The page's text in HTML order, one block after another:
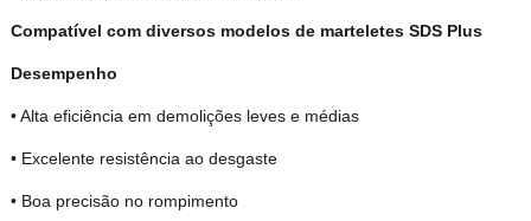
Compatível com diversos modelos de marteletes SDS Plus
Desempenho
• Alta eficiência em demolições leves e médias
• Excelente resistência ao desgaste
• Boa precisão no rompimento